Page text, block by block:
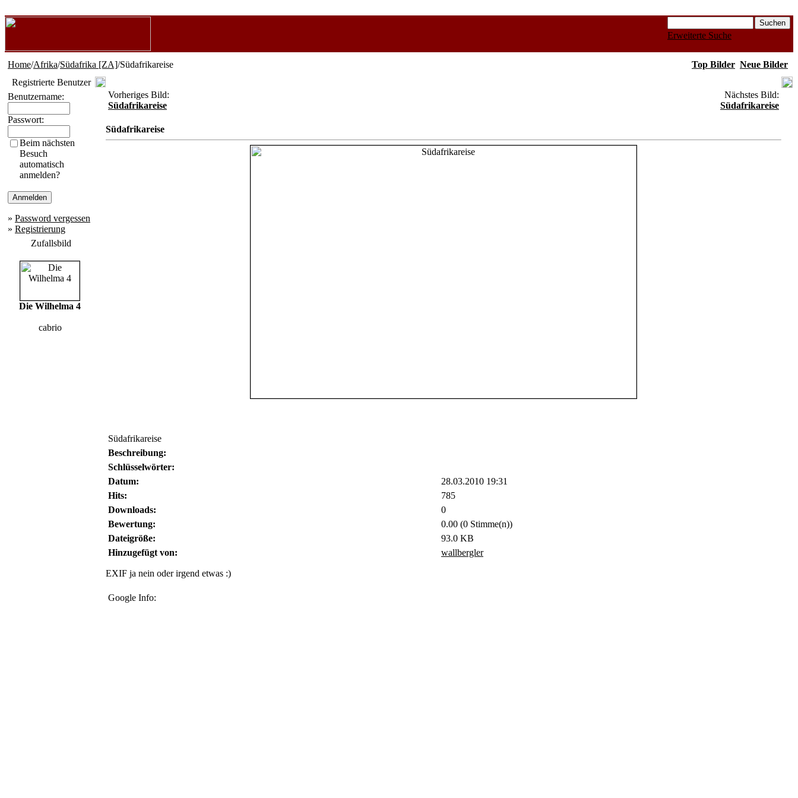
Erweiterte Suche
Home/Afrika/Südafrika [ZA]/Südafrikareise Top Bilder Neue Bilder
Registrierte Benutzer
Benutzername:
Passwort:
Beim nächsten
Besuch
automatisch
anmelden?
» Password vergessen
» Registrierung
Zufallsbild
Die Wilhelma 4
cabrio
Vorheriges Bild:
Südafrikareise
Nächstes Bild:
Südafrikareise
Südafrikareise
Südafrikareise
Beschreibung:
Schlüsselwörter:
Datum:
28.03.2010 19:31
Hits:
785
Downloads:
0
Bewertung:
0.00 (0 Stimme(n))
Dateigröße:
93.0 KB
Hinzugefügt von:
wallbergler
EXIF ja nein oder irgend etwas :)
Google Info: